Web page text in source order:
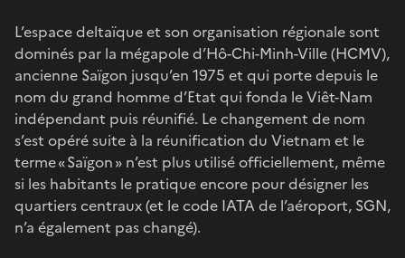
L’espace deltaïque et son organisation régionale sont
dominés par la mégapole d’Hô-Chi-Minh-Ville (HCMV),
ancienne Saïgon jusqu’en 1975 et qui porte depuis le
nom du grand homme d’Etat qui fonda le Viêt-Nam
indépendant puis réunifié. Le changement de nom
s’est opéré suite à la réunification du Vietnam et le
terme « Saïgon » n’est plus utilisé officiellement, même
si les habitants le pratique encore pour désigner les
quartiers centraux (et le code IATA de l’aéroport, SGN,
n’a également pas changé).